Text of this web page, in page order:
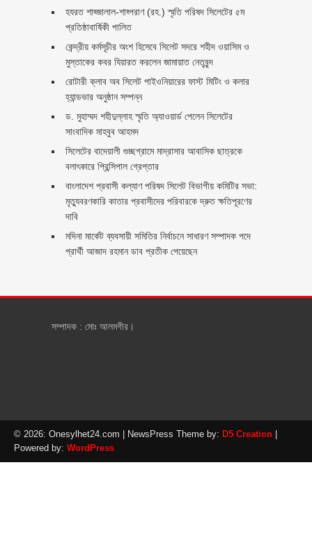
হযরত শাহ্জালাল-শাহ্পরাণ (রহ.) স্মৃতি পরিষদ সিলেটের ৫ম
প্রতিষ্ঠাবার্ষিকী পালিত ‎​
কেন্দ্রীয় কর্মসূচীর অংশ হিসেবে সিলেট সদরে শহীদ ওয়াসিম ও
মুস্তাকের কবর যিয়ারত করলেন জামায়াত নেতৃবৃন্দ ‎
রোটারী ক্লাব অব সিলেট পাইওনিয়ারের ফাস্ট মিটিং ও কলার
হ্যান্ডভার অনুষ্ঠান সম্পন্ন
ড. মুহাম্মদ শহীদুল্লাহ স্মৃতি অ্যাওয়ার্ড পেলেন সিলেটের
সাংবাদিক মাহবুব আহমদ
সিলেটের বাদেয়ালী গুচ্ছগ্রামে মাদ্রাসার আবাসিক ছাত্রকে
বলাৎকারে প্রিন্সিপাল গ্রেপ্তার ‎
বাংলাদেশ প্রবাসী কল্যাণ পরিষদ সিলেট বিভাগীয় কমিটির সভা:
মৃত্যুবরণকারি কাতার প্রবাসীদের পরিবারকে দ্রুত ক্ষতিপূরণের
দাবি
মদিনা মার্কেট ব্যবসায়ী সমিতির নির্বাচনে সাধারণ সম্পাদক পদে
প্রার্থী আজাদ রহমান ডাব প্রতীক পেয়েছেন ‎
সম্পাদক : মোঃ আলমগীর।
© 2026: Onesylhet24.com | NewsPress Theme by: D5 Creation
Powered by: WordPress